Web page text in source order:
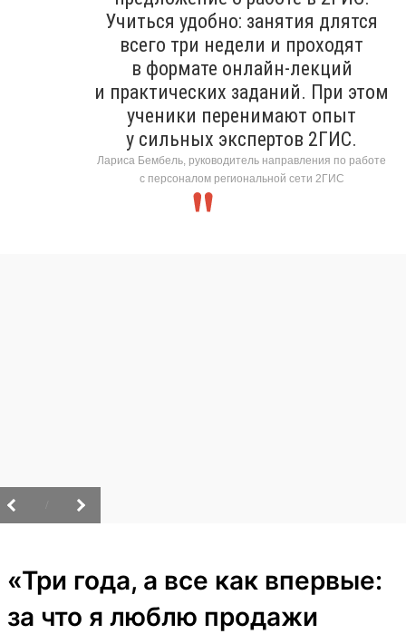
Учиться удобно: занятия длятся
всего три недели и проходят
в формате онлайн-лекций
и практических заданий. При этом
ученики перенимают опыт
у сильных экспертов 2ГИС.
Лариса Бембель, руководитель направления по работе
с персоналом региональной сети 2ГИС
«Три года, а все как впервые:
за что я люблю продажи